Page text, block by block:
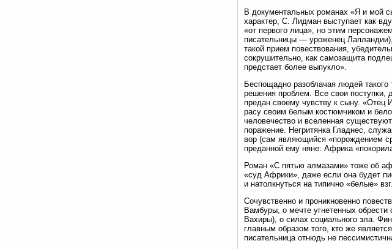
В документальных романах «Я и мой
характер, С. Лидман выступает как
«от первого лица», но этим
писательницы — уроженец
такой прием повествования,
сокрушительно, как самозащита
предстает более выпукло».
Беспощадно разоблачая людей
решения проблем. Все свои поступки,
предан своему чувству к сыну. «Отец
расу своим белым костюмчиком и
человечество и вселенная
поражение. Негритянка Гладнес,
вор (сам являющийся «порождением
преданной ему няне: Африка
Роман «С пятью алмазами» тоже об
«суд Африки», даже если она будет
и натолкнуться на типично «белые»
Сочувственно и проникновенно
Вамбуры, о мечте угнетенных
Вахиры), о силах социального зла.
главным образом того, кто же
писательница отнюдь не